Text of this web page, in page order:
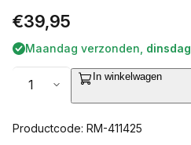
Normale
prijs
€39,95
Maandag verzonden, dinsdag
In winkelwagen
Productcode: RM-411425